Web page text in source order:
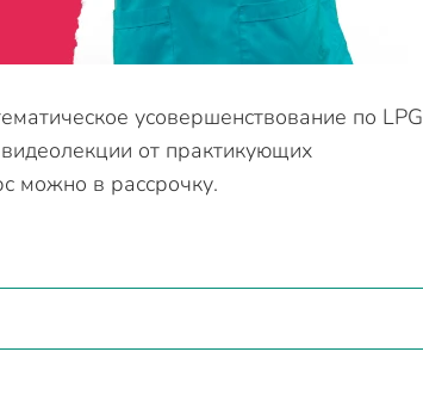
усовершенствование по LPG
от практикующих
можно в рассрочку.